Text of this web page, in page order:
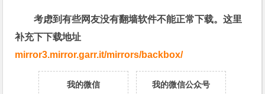
考虑到有些网友没有翻墙软件不能正常下载。这里
补充下下载地址
mirror3.mirror.garr.it/mirrors/backbox/
我的微信
我的微信公众号